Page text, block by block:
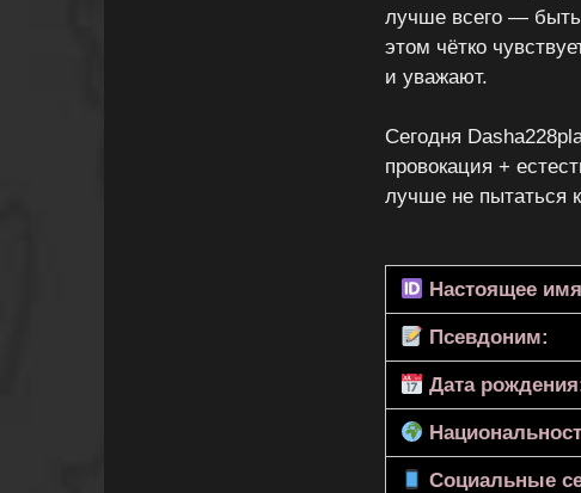
лучше всего — быть
этом чётко
и уважают.
Сегодня
провокация +
лучше не пытаться
Настоящее
Псевдоним:
Дата
Социальные